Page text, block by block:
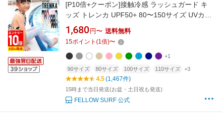
[P10倍+クーポン]接触冷感 ラッシュガード キ
ッズ トレンカ UPF50+ 80〜150サイズ UVカッ
ト98％ ラッシュトレンカ マリンカ 子供 ベビー
水着 無地 HEAZEL 紫外線対策 日焼け対策
18H-RT3
1,680 円〜 送料無料
15ポイント (1倍)〜
+1
90サイズ 80サイズ 100サイズ 110サイズ +3
4.5(1,467件)
15時まで当日発送(お盆・土日祝も発送)
FELLOW SURF 公式